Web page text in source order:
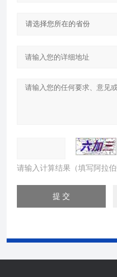
请输入计算结果（填写阿拉